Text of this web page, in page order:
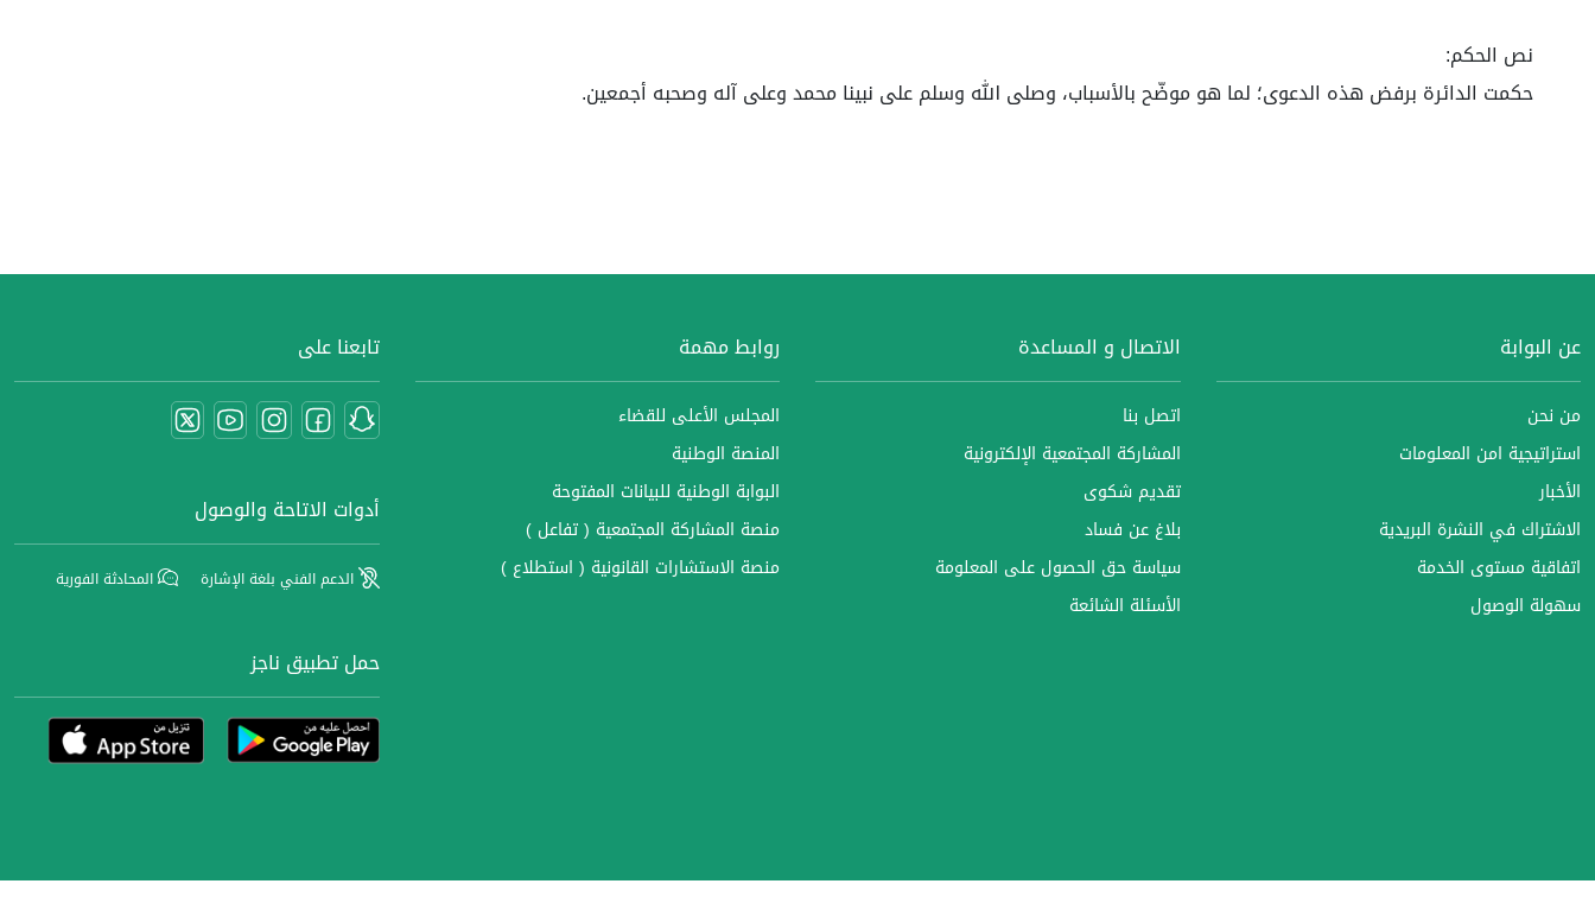
نص الحكم:
حكمت الدائرة برفض هذه الدعوى؛ لما هو موضّح بالأسباب، وصلى الله وسلم على نبينا محمد وعلى آله وصحبه أجمعين.
عن البوابة
من نحن
استراتيجية امن المعلومات
الأخبار
الاشتراك في النشرة البريدية
اتفاقية مستوى الخدمة
سهولة الوصول
الاتصال و المساعدة
اتصل بنا
المشاركة المجتمعية الإلكترونية
تقديم شكوى
بلاغ عن فساد
سياسة حق الحصول على المعلومة
الأسئلة الشائعة
روابط مهمة
المجلس الأعلى للقضاء
المنصة الوطنية
البوابة الوطنية للبيانات المفتوحة
منصة المشاركة المجتمعية ( تفاعل )
منصة الاستشارات القانونية ( استطلاع )
تابعنا على
أدوات الاتاحة والوصول
الدعم الفني بلغة الإشارة المحادثة الفورية
حمل تطبيق ناجز